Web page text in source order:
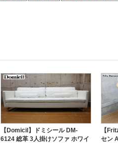
【Domicil】ドミシール DM-
6124 総革 3人掛けソファ ホワイ
【
セン